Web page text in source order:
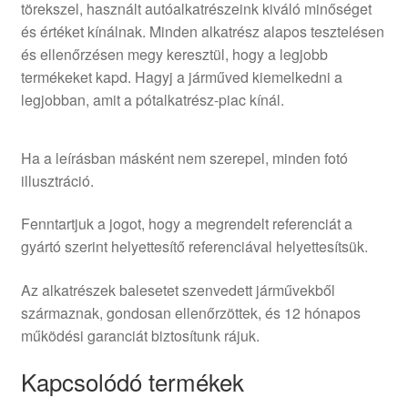
törekszel, használt autóalkatrészeink kiváló minőséget
és értéket kínálnak. Minden alkatrész alapos tesztelésen
és ellenőrzésen megy keresztül, hogy a legjobb
termékeket kapd. Hagyj a járműved kiemelkedni a
legjobban, amit a pótalkatrész-piac kínál.
Ha a leírásban másként nem szerepel, minden fotó
illusztráció.
Fenntartjuk a jogot, hogy a megrendelt referenciát a
gyártó szerint helyettesítő referenciával helyettesítsük.
Az alkatrészek balesetet szenvedett járművekből
származnak, gondosan ellenőrzöttek, és 12 hónapos
működési garanciát biztosítunk rájuk.
Kapcsolódó termékek